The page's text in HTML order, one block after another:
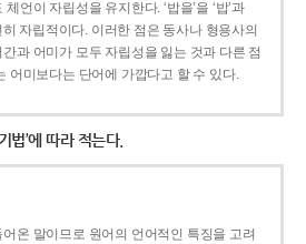
언이 자립성을 유지한다. ‘밥을’을 ‘밥’과
히 자립적이다. 이러한 점은 동사나 형용사의
과 어미가 모두 자립성을 잃는 것과 다른 점
어미보다는 단어에 가깝다고 할 수 있다.
법’에 따라 적는다.
온 말이므로 원어의 언어적인 특징을 고려